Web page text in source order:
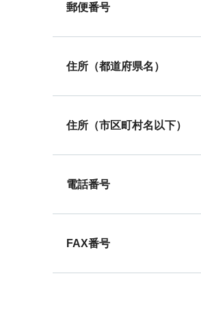
郵便番号
住所（都道府県名）
住所（市区町村名以下）
電話番号
FAX番号